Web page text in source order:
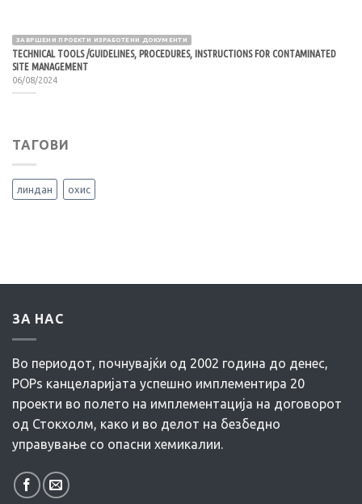
ЗАВРШЕНИ ПРОЕКТИ ИЗРАБОТЕНИ ДОКУМЕНТИ
TECHNICAL TOOLS /GUIDELINES, PROCEDURES, INSTRUCTIONS FOR CONTAMINATED
SITE MANAGEMENT
06/08/2024
ТАГОВИ
линдан охис
ЗА НАС
Во периодот, почнувајќи од 2002 година до денес,
POPs канцеларијата успешно имплементира 20
проекти во полето на имплементација на договорот
од Стокхолм, како и во делот на безбедно
управување со опасни хемикалии.